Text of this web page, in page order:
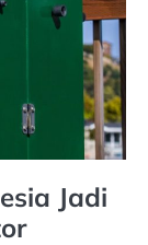
Jadi